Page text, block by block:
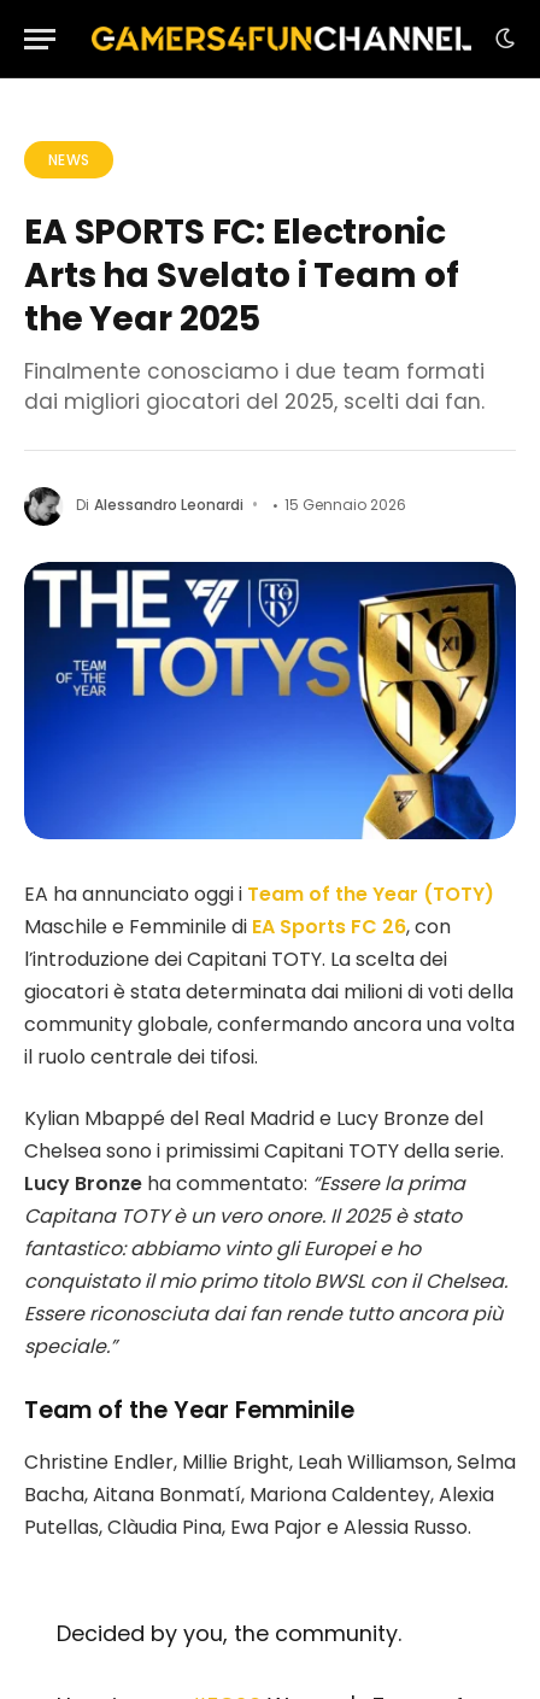
NEWS
EA SPORTS FC: Electronic
Arts ha Svelato i Team of
the Year 2025
Finalmente conosciamo i due team formati
dai migliori giocatori del 2025, scelti dai fan.
Di Alessandro Leonardi 15 Gennaio 2026
EA ha annunciato oggi i Team of the Year (TOTY)
Maschile e Femminile di EA Sports FC 26, con
l’introduzione dei Capitani TOTY. La scelta dei
giocatori è stata determinata dai milioni di voti della
community globale, confermando ancora una volta
il ruolo centrale dei tifosi.
Kylian Mbappé del Real Madrid e Lucy Bronze del
Chelsea sono i primissimi Capitani TOTY della serie.
Lucy Bronze ha commentato: “Essere la prima
Capitana TOTY è un vero onore. Il 2025 è stato
fantastico: abbiamo vinto gli Europei e ho
conquistato il mio primo titolo BWSL con il Chelsea.
Essere riconosciuta dai fan rende tutto ancora più
speciale.”
Team of the Year Femminile
Christine Endler, Millie Bright, Leah Williamson, Selma
Bacha, Aitana Bonmatí, Mariona Caldentey, Alexia
Putellas, Clàudia Pina, Ewa Pajor e Alessia Russo.
Decided by you, the community.